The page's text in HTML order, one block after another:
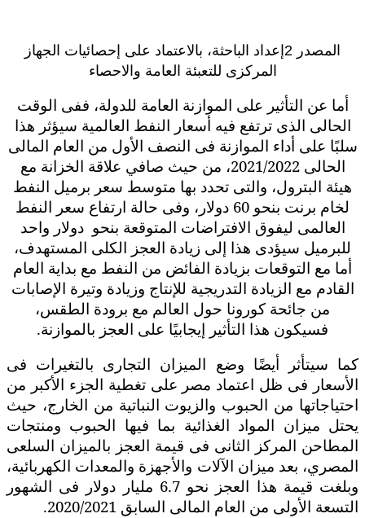
المصدر 2 إعداد الباحثة، بالاعتماد على إحصائيات الجهاز
المركزى للتعبئة العامة والاحصاء
أما عن التأثير على الموازنة العامة للدولة، ففى الوقت
الحالى الذى ترتفع فيه أسعار النفط العالمية سيؤثر هذا
سلبًا على أداء الموازنة فى النصف الأول من العام المالى
الحالى 2021/2022، من حيث صافي علاقة الخزانة مع
هيئة البترول، والتى تحدد بها متوسط سعر برميل النفط
لخام برنت بنحو 60 دولار، وفى حالة ارتفاع سعر النفط
العالمى ليفوق الافتراضات المتوقعة بنحو دولار واحد
للبرميل سيؤدى هذا إلى زيادة العجز الكلى المستهدف،
أما مع التوقعات بزيادة الفائض من النفط مع بداية العام
القادم مع الزيادة التدريجية للإنتاج وزيادة وتيرة الإصابات
من جائحة كورونا حول العالم مع برودة الطقس،
فسيكون هذا التأثير إيجابيًا على العجز بالموازنة.
كما سيتأثر أيضًا وضع الميزان التجارى بالتغيرات فى
الأسعار فى ظل اعتماد مصر على تغطية الجزء الأكبر من
احتياجاتها من الحبوب والزيوت النباتية من الخارج، حيث
يحتل ميزان المواد الغذائية بما فيها الحبوب ومنتجات
المطاحن المركز الثانى فى قيمة العجز بالميزان السلعى
المصري، بعد ميزان الآلات والأجهزة والمعدات الكهربائية،
وبلغت قيمة هذا العجز نحو 6.7 مليار دولار فى الشهور
التسعة الأولى من العام المالى السابق 2020/2021.